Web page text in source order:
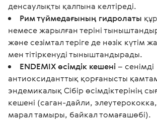
денсаулықты қалпына келтіреді.
Рим түймедағының гидролаты
немесе жарылған теріні
және сезімтал теріге де нәзік күтім
мен тітіркенуді тыныштандырады.
ENDEMIX өсімдік кешені– сенімді
антиоксиданттық қорғанысты
эндемикалық Сібір өсімдіктерінің
кешені (саган-дайли,
марал тамыры, байкал томағашөбі).